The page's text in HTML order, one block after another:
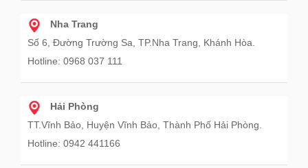
Nha Trang
Số 6, Đường Trường Sa, TP.Nha Trang, Khánh Hòa.
Hotline: 0968 037 111
Hải Phòng
TT.Vĩnh Bảo, Huyện Vĩnh Bảo, Thành Phố Hải Phòng.
Hotline: 0942 441166